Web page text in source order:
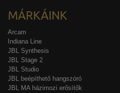
MÁRKÁINK
Arcam
Indiana Line
JBL Synthesis
JBL Stage 2
JBL Studio
JBL beépíthető hangszóró
JBL MA házimozi erősítők